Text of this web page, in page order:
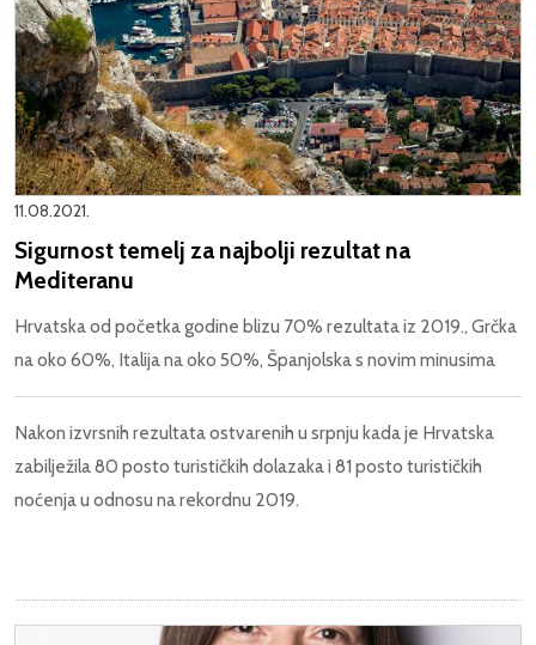
11.08.2021.
Sigurnost temelj za najbolji rezultat na
Mediteranu
Hrvatska od početka godine blizu 70% rezultata iz 2019., Grčka
na oko 60%, Italija na oko 50%, Španjolska s novim minusima
Nakon izvrsnih rezultata ostvarenih u srpnju kada je Hrvatska
zabilježila 80 posto turističkih dolazaka i 81 posto turističkih
noćenja u odnosu na rekordnu 2019.